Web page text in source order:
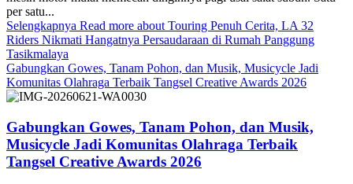
per satu...
Selengkapnya Read more about Touring Penuh Cerita, LA 32
Riders Nikmati Hangatnya Persaudaraan di Rumah Panggung
Tasikmalaya
Gabungkan Gowes, Tanam Pohon, dan Musik, Musicycle Jadi
Komunitas Olahraga Terbaik Tangsel Creative Awards 2026
Gabungkan Gowes, Tanam Pohon, dan Musik,
Musicycle Jadi Komunitas Olahraga Terbaik
Tangsel Creative Awards 2026